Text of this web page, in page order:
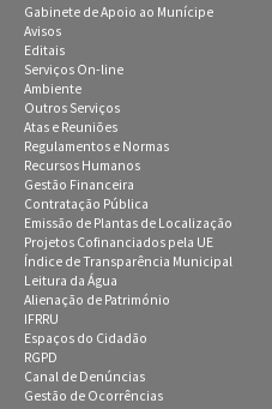
Gabinete de Apoio ao Munícipe
Avisos
Editais
Serviços On-line
Ambiente
Outros Serviços
Atas e Reuniões
Regulamentos e Normas
Recursos Humanos
Gestão Financeira
Contratação Pública
Emissão de Plantas de Localização
Projetos Cofinanciados pela UE
Índice de Transparência Municipal
Leitura da Água
Alienação de Património
IFRRU
Espaços do Cidadão
RGPD
Canal de Denúncias
Gestão de Ocorrências